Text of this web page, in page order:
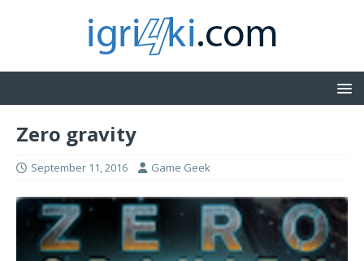
Zero gravity
September 11, 2016 Game Geek